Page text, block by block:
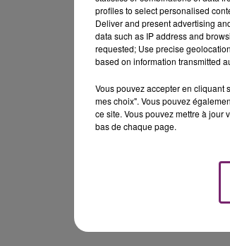
profiles to select personalised
Deliver and present advertising
data such as IP address and
requested; Use precise
based on information transmitted
Vous pouvez accepter en cliquant
mes choix". Vous pouvez
ce site. Vous pouvez mettre à jour
bas de chaque page.